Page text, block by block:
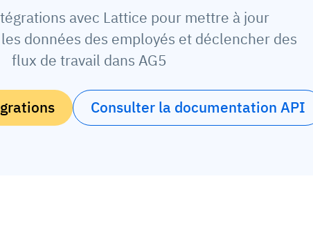
avec Lattice pour mettre à jour
données des employés et déclencher des
flux de travail dans AG5
Consulter la documentation API